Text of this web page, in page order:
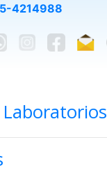
4214988